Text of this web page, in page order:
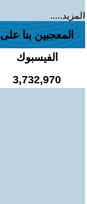
المزيد.....
المعجبين بنا على
الفيسبوك
3,732,970